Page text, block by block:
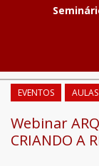
EVENTOS AULAS
Webinar
CRIANDO A